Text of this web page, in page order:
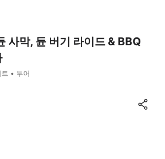
사막, 듄 버기 라이드 & BBQ
투어